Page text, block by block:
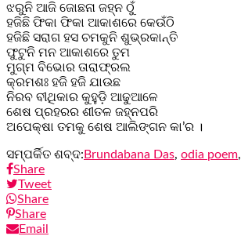
ଝରୁନି ଆଜି ଜୋଛନା ଜହ୍ନ ଠୁଁ
ହଜିଛି ଫିକା ଫିକା ଆକାଶରେ କେଉଁଠି
ହଜିଛି ସରାଗ ହସ ଚମକୁନି ଶୁଭ୍ରକାନ୍ତି
ଫୁଟୁନି ମନ ଆକାଶରେ ତୁମ
ମୁଗ୍ମ ବିଭୋର ତାରାଫ୍ରଲ
କ୍ରମଶଃ ହଜି ହଜି ଯାଉଛ
ନିରବ ବୀଥିକାର କୁହୁଡ଼ି ଆଢୁଆଳେ
ଶେଷ ପ୍ରହରର ଶୀତଳ ଜହ୍ନପରି
ଅପେକ୍ଷା ତମକୁ ଶେଷ ଆଲିଙ୍ଗନ କା’ର ।
ସମ୍ପର୍କିତ ଶବ୍ଦ: Brundabana Das, odia poem,
Share
Tweet
Share
Share
Email